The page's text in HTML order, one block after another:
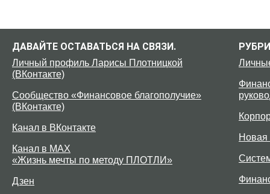
ДАВАЙТЕ ОСТАВАТЬСЯ НА СВЯЗИ.
Личный профиль Ларисы Плотницкой
(ВКонтакте)
Сообщество «Финансовое благополучие»
(ВКонтакте)
Канал в ВКонтакте
Канал в MAX
«Жизнь мечты по методу ПЛОТЛИ»
Дзен
Новая